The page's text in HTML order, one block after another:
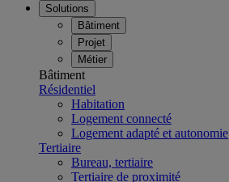
Solutions
Bâtiment
Projet
Métier
Bâtiment
Résidentiel
Habitation
Logement connecté
Logement adapté et autonomie
Tertiaire
Bureau, tertiaire
Tertiaire de proximité